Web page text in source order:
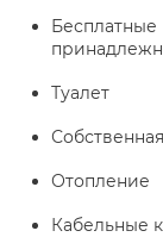
Туалет
Отопление
Кабельные